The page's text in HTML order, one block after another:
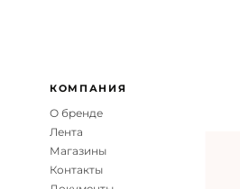
КОМПАНИЯ
О бренде
Лента
Магазины
Контакты